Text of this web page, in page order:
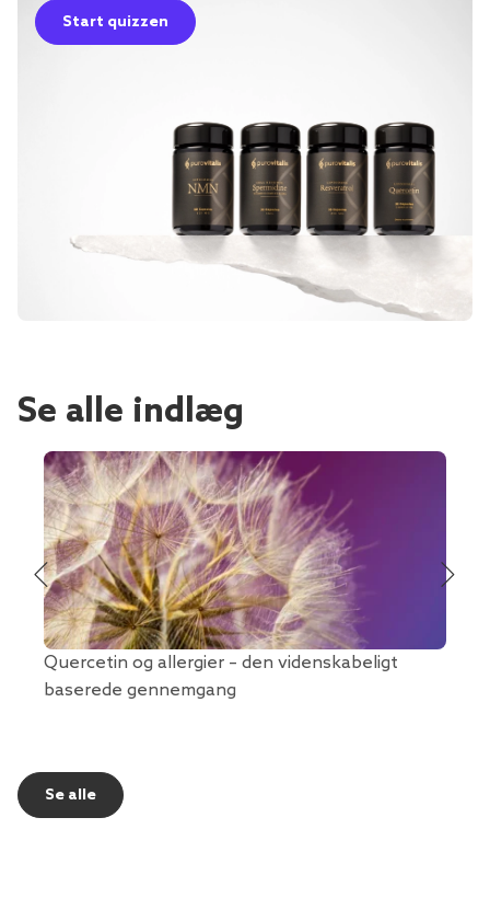
Start quizzen
Se alle indlæg
Quercetin og allergier – den videnskabeligt
baserede gennemgang
Se alle